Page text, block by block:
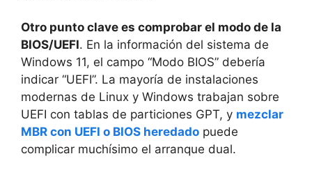
Otro punto clave es comprobar el modo de la
BIOS/UEFI. En la información del sistema de
Windows 11, el campo “Modo BIOS” debería
indicar “UEFI”. La mayoría de instalaciones
modernas de Linux y Windows trabajan sobre
UEFI con tablas de particiones GPT, y mezclar
MBR con UEFI o BIOS heredado puede
complicar muchísimo el arranque dual.